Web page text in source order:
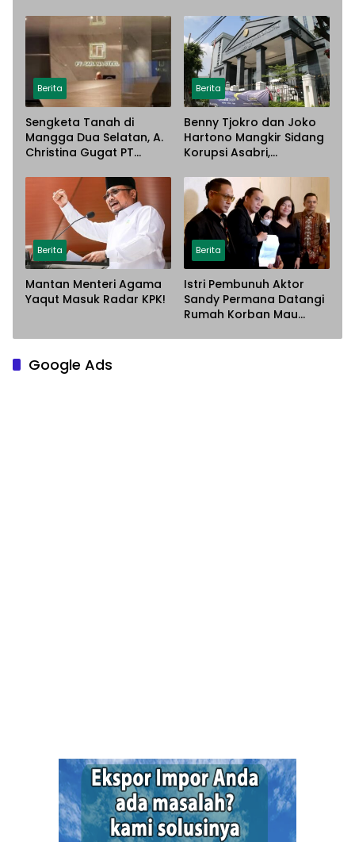
Berita
Sengketa Tanah di
Mangga Dua Selatan, A.
Christina Gugat PT
Dugaan Penyerobotan
Lahan
Berita
Benny Tjokro dan Joko
Hartono Mangkir Sidang
Korupsi Asabri,
Paksa
Berita
Mantan Menteri Agama
Yaqut Masuk Radar KPK!
Berita
Istri Pembunuh Aktor
Sandy Permana Datangi
Rumah Korban Mau
Google Ads